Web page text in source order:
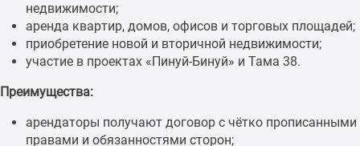
недвижимости;
аренда квартир, домов, офисов и торговых площадей;
приобретение новой и вторичной недвижимости;
участие в проектах «Пинуй-Бинуй» и Тама 38.
Преимущества:
арендаторы получают договор с чётко прописанными
правами и обязанностями сторон;